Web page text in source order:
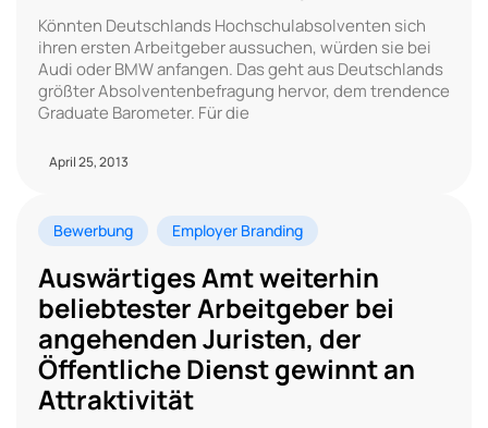
Könnten Deutschlands Hochschulabsolventen sich
ihren ersten Arbeitgeber aussuchen, wür­den sie bei
Audi oder BMW anfangen. Das geht aus Deutschlands
größter Absolventen­­­befragung hervor, dem trendence
Graduate Baro­me­ter. Für die
April 25, 2013
Bewerbung Employer Branding
Auswärtiges Amt weiterhin
beliebtester Arbeitgeber bei
angehenden Juristen, der
Öffentliche Dienst gewinnt an
Attraktivität